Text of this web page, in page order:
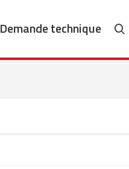
Demande technique